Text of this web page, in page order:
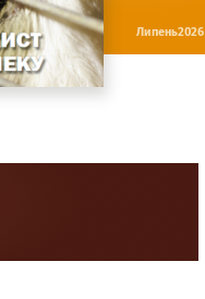
Липень2026